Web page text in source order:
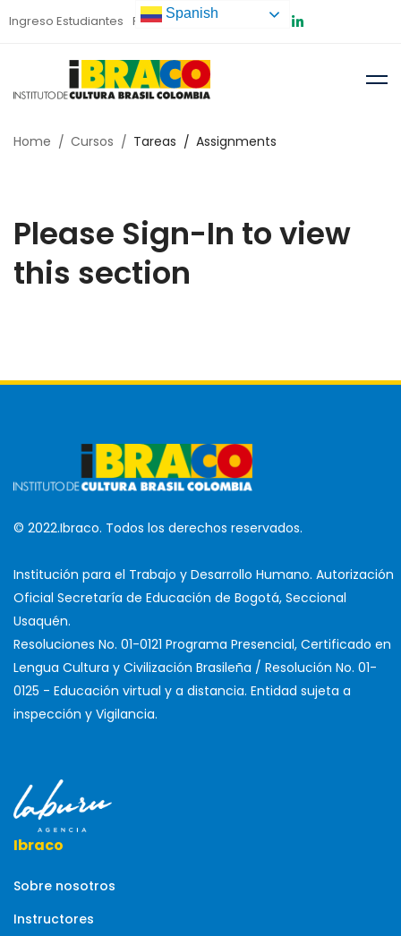
Ingreso Estudiantes Preinscripción
Home Cursos Tareas Assignments
Please Sign-In to view
this section
© 2022.Ibraco. Todos los derechos reservados.
Institución para el Trabajo y Desarrollo Humano. Autorización
Oficial Secretaría de Educación de Bogotá, Seccional
Usaquén.
Resoluciones No. 01-0121 Programa Presencial, Certificado en
Lengua Cultura y Civilización Brasileña / Resolución No. 01-
0125 - Educación virtual y a distancia. Entidad sujeta a
inspección y Vigilancia.
Ibraco
Sobre nosotros
Instructores
Spanish